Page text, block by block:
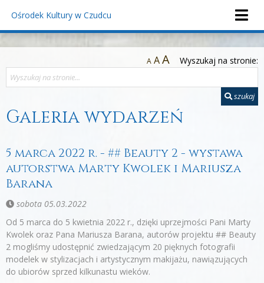
Ośrodek Kultury w Czudcu
A AA Wyszukaj na stronie:
szukaj
Galeria wydarzeń
5 marca 2022 r. - ## Beauty 2 - wystawa
autorstwa Marty Kwolek i Mariusza
Barana
sobota 05.03.2022
Od 5 marca do 5 kwietnia 2022 r., dzięki uprzejmości Pani Marty
Kwolek oraz Pana Mariusza Barana, autorów projektu ## Beauty
2 mogliśmy udostępnić zwiedzającym 20 pięknych fotografii
modelek w stylizacjach i artystycznym makijażu, nawiązujących
do ubiorów sprzed kilkunastu wieków.